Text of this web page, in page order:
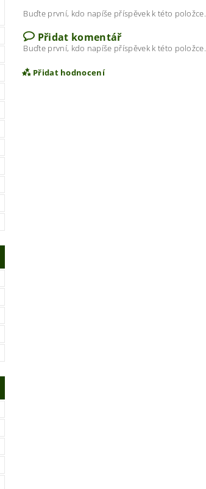
Buďte první, kdo napíše příspěvek k této položce.
Přidat komentář
Buďte první, kdo napíše příspěvek k této položce.
Přidat hodnocení